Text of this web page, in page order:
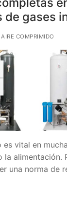
de gases
AIRE COMPRIMIDO
es vital en
la alimentación.
una norma de